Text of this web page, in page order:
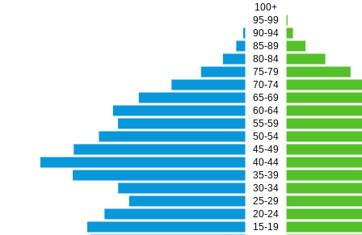
15-19
20-24
25-29
30-34
35-39
40-44
45-49
50-54
55-59
60-64
65-69
70-74
75-79
80-84
85-89
90-94
95-99
100+